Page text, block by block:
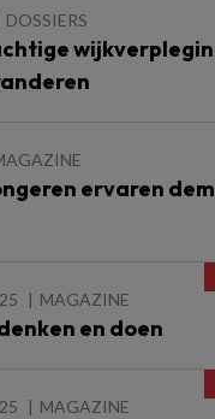
DOSSIERS
ervaren
MAGAZINE
en doen
MAGAZINE